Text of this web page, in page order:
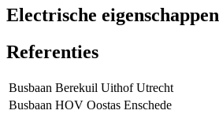
Electrische eigenschappen
Referenties
Busbaan Berekuil Uithof Utrecht
Busbaan HOV Oostas Enschede